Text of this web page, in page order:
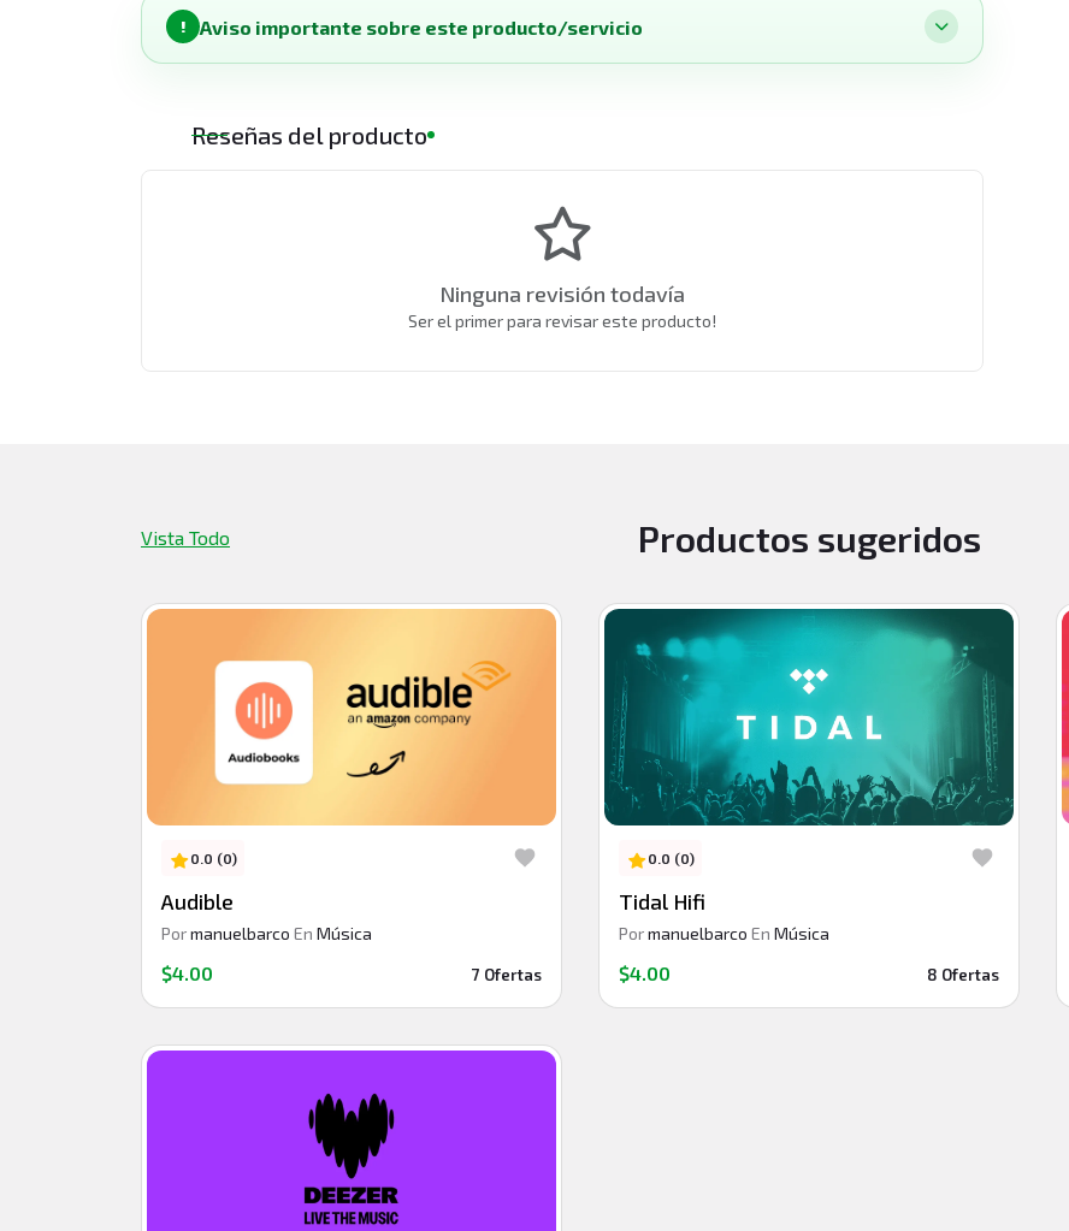
! Aviso importante sobre este producto/servicio
Reseñas del producto
Ninguna revisión todavía
Ser el primer para revisar este producto!
Productos sugeridos
Vista Todo
0.0 (0)
Audible
Pormanuelbarco En Música
$4.00 7 Ofertas
0.0 (0)
Tidal Hifi
Pormanuelbarco En Música
$4.00 8 Ofertas